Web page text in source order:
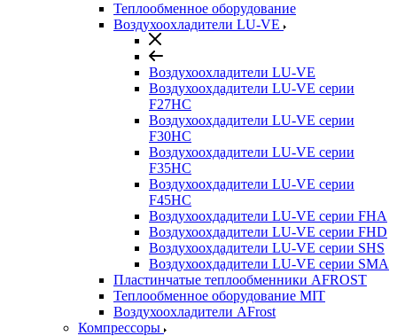
Теплообменное оборудование
Воздухоохладители LU-VE
Воздухоохладители LU-VE
Воздухоохдадители LU-VE серии
F27HC
Воздухоохдадители LU-VE серии
F30HC
Воздухоохдадители LU-VE серии
F35HC
Воздухоохдадители LU-VE серии
F45HC
Воздухоохдадители LU-VE серии FHA
Воздухоохдадители LU-VE серии FHD
Воздухоохдадители LU-VE серии SHS
Воздухоохдадители LU-VE серии SMA
Пластинчатые теплообменники AFROST
Теплообменное оборудование MIT
Воздухоохладители AFrost
Компрессоры